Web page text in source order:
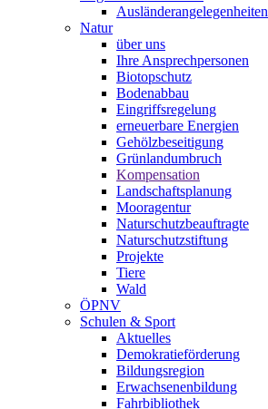
Ausländerangelegenheiten
Natur
über uns
Ihre Ansprechpersonen
Biotopschutz
Bodenabbau
Eingriffsregelung
erneuerbare Energien
Gehölzbeseitigung
Grünlandumbruch
Kompensation
Landschaftsplanung
Mooragentur
Naturschutzbeauftragte
Naturschutzstiftung
Projekte
Tiere
Wald
ÖPNV
Schulen & Sport
Aktuelles
Demokratieförderung
Bildungsregion
Erwachsenenbildung
Fahrbibliothek